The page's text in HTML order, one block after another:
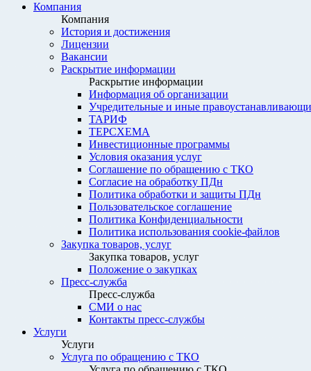
Компания
Компания
История и достижения
Лицензии
Вакансии
Раскрытие информации
Раскрытие информации
Информация об организации
Учредительные и иные
ТАРИФ
ТЕРСХЕМА
Инвестиционные программы
Условия оказания услуг
Соглашение по обращению с ТКО
Согласие на обработку ПДн
Политика обработки и защиты ПДн
Пользовательское соглашение
Политика Конфиденциальности
Политика использования cookie-файлов
Закупка товаров, услуг
Закупка товаров, услуг
Положение о закупках
Пресс-служба
Пресс-служба
СМИ о нас
Контакты пресс-службы
Услуги
Услуги
Услуга по обращению с ТКО